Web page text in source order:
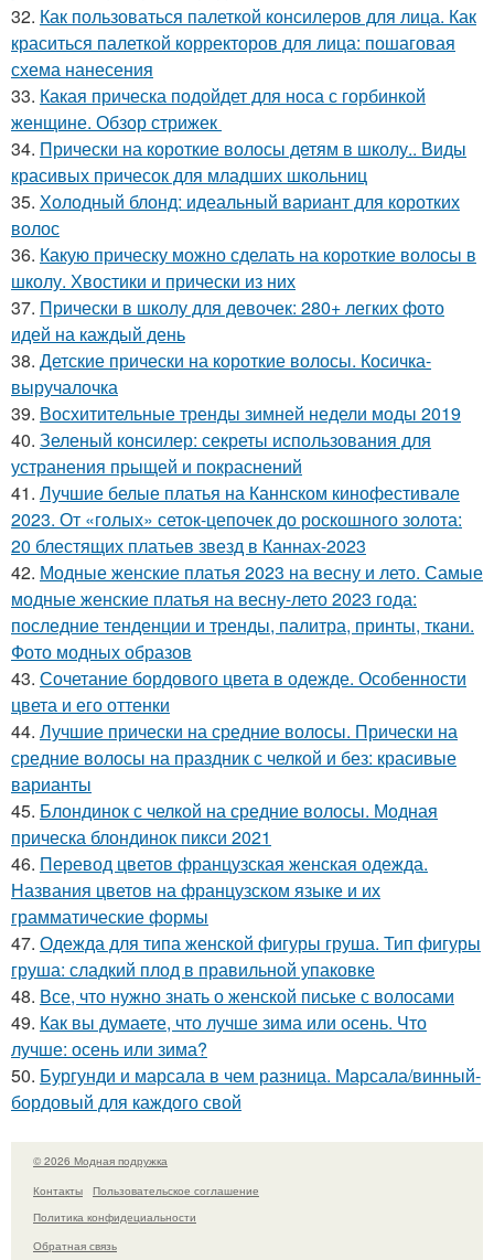
32. Как пользоваться палеткой консилеров для лица. Как
краситься палеткой корректоров для лица: пошаговая
схема нанесения
33. Какая прическа подойдет для носа с горбинкой
женщине. Обзор стрижек
34. Прически на короткие волосы детям в школу.. Виды
красивых причесок для младших школьниц
35. Холодный блонд: идеальный вариант для коротких
волос
36. Какую прическу можно сделать на короткие волосы в
школу. Хвостики и прически из них
37. Прически в школу для девочек: 280+ легких фото
идей на каждый день
38. Детские прически на короткие волосы. Косичка-
выручалочка
39. Восхитительные тренды зимней недели моды 2019
40. Зеленый консилер: секреты использования для
устранения прыщей и покраснений
41. Лучшие белые платья на Каннском кинофестивале
2023. От «голых» сеток-цепочек до роскошного золота:
20 блестящих платьев звезд в Каннах-2023
42. Модные женские платья 2023 на весну и лето. Самые
модные женские платья на весну-лето 2023 года:
последние тенденции и тренды, палитра, принты, ткани.
Фото модных образов
43. Сочетание бордового цвета в одежде. Особенности
цвета и его оттенки
44. Лучшие прически на средние волосы. Прически на
средние волосы на праздник с челкой и без: красивые
варианты
45. Блондинок с челкой на средние волосы. Модная
прическа блондинок пикси 2021
46. Перевод цветов французская женская одежда.
Названия цветов на французском языке и их
грамматические формы
47. Одежда для типа женской фигуры груша. Тип фигуры
груша: сладкий плод в правильной упаковке
48. Все, что нужно знать о женской письке с волосами
49. Как вы думаете, что лучше зима или осень. Что
лучше: осень или зима?
50. Бургунди и марсала в чем разница. Марсала/винный-
бордовый для каждого свой
© 2026 Модная подружка
Контакты
Пользовательское соглашение
Политика конфидециальности
Обратная связь